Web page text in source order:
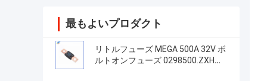
最もよいプロダクト
リトルフューズ MEGA 500A 32V ボ
ルトオンフューズ 0298500.ZXH